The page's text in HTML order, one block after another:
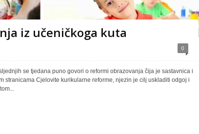
iz učeničkoga kuta
0
se tjedana puno govori o reformi obrazovanja čija je sastavnica i
stranicama Cjelovite kurikularne reforme, njezin je cilj uskladiti odgoj i